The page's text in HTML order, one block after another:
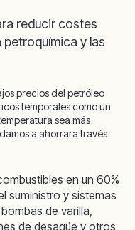
reducir costes
y las
precios del petróleo
temporales como un
sea más
a ahorrara través
en un 60%
suministro y sistemas
de varilla,
de desagüe y otros